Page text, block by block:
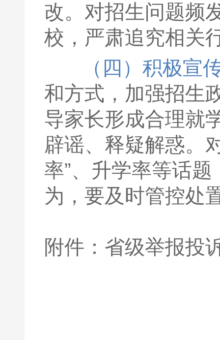
改。对招生问题频
校，严肃追究相关
（四）积极宣
和方式，加强招生
导家长形成合理就
辟谣、释疑解惑。
率”、升学率等话
为，要及时管控处
附件：省级举报投